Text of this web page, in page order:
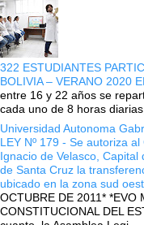
322 ESTUDIANTES
BOLIVIA – VERANO 2020
entre 16 y 22 años se
cada uno de 8 horas
Universidad Autonoma
LEY Nº 179 - Se autoriza
Ignacio de Velasco,
de Santa Cruz la
ubicado en la zona sud
OCTUBRE DE 2011* *EVO
CONSTITUCIONAL DEL